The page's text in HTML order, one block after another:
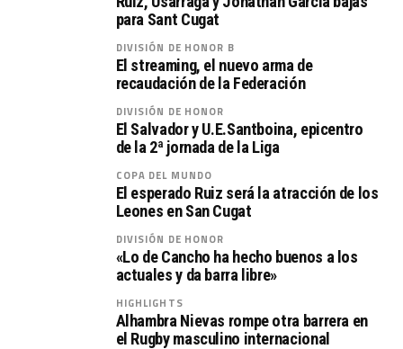
para Sant Cugat
DIVISIÓN DE HONOR B
El streaming, el nuevo arma de
recaudación de la Federación
DIVISIÓN DE HONOR
El Salvador y U.E.Santboina, epicentro
de la 2ª jornada de la Liga
COPA DEL MUNDO
El esperado Ruiz será la atracción de los
Leones en San Cugat
DIVISIÓN DE HONOR
«Lo de Cancho ha hecho buenos a los
actuales y da barra libre»
HIGHLIGHTS
Alhambra Nievas rompe otra barrera en
el Rugby masculino internacional